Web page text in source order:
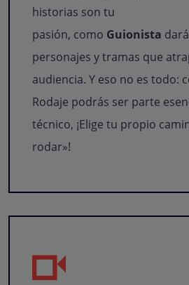
historias son tu
pasión, como Guionista
personajes y tramas que
audiencia. Y eso no es todo:
Rodaje podrás ser parte
técnico, ¡Elige tu propio
rodar»!